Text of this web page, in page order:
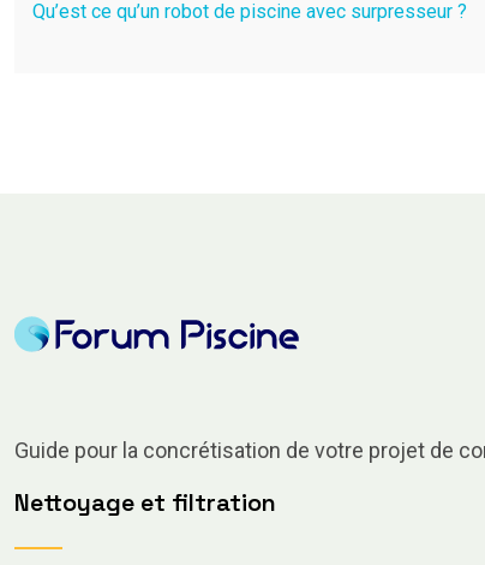
Qu’est ce qu’un robot de piscine avec surpresseur ?
Guide pour la concrétisation de votre projet de
Nettoyage et filtration